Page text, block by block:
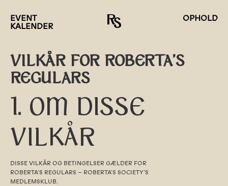
EVENT
KALENDER
OPHOLD
VILKÅR FOR ROBERTA'S
REGULARS
1. OM DISSE
VILKÅR
DISSE VILKÅR OG BETINGELSER GÆLDER FOR
ROBERTA’S REGULARS – ROBERTA’S SOCIETY’S
MEDLEMSKLUB.